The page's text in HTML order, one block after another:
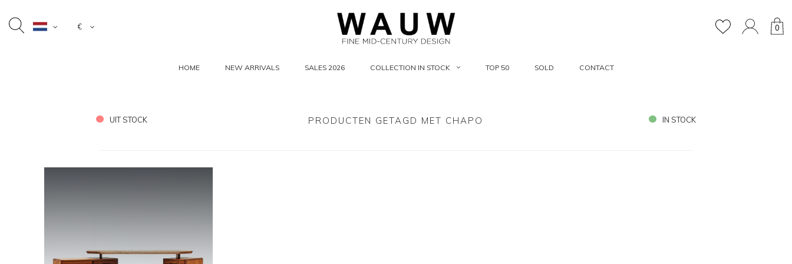
€ 0
HOME NEW ARRIVALS SALES 2026 COLLECTION IN STOCK TOP 50 SOLD CONTACT
UIT STOCK PRODUCTEN GETAGD MET CHAPO IN STOCK